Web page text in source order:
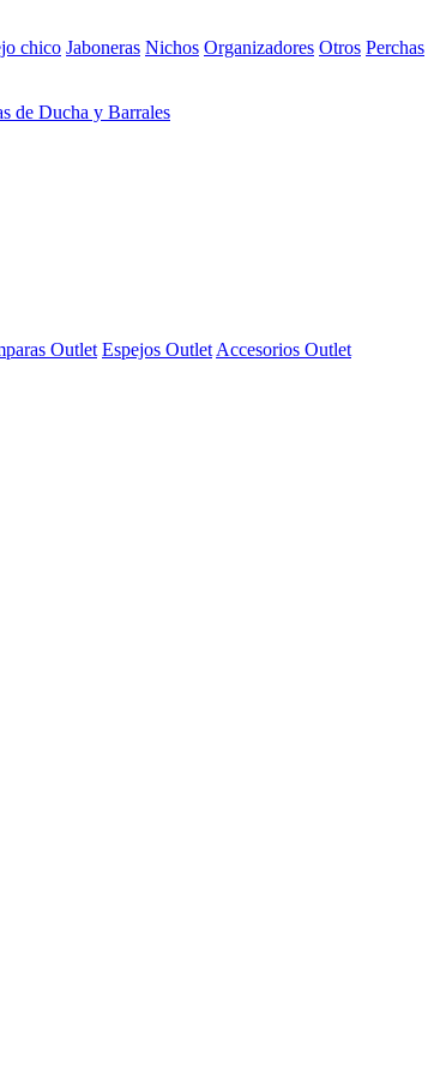
chico Jaboneras Nichos Organizadores Otros Perchas
de Ducha y Barrales
Outlet Espejos Outlet Accesorios Outlet